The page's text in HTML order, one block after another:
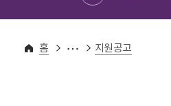
홈
알림마당 지원공고